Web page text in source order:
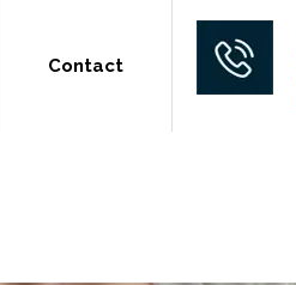
Contact